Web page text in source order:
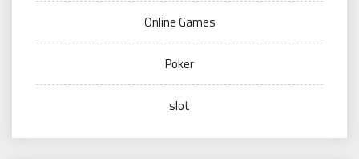
Online Games
Poker
slot